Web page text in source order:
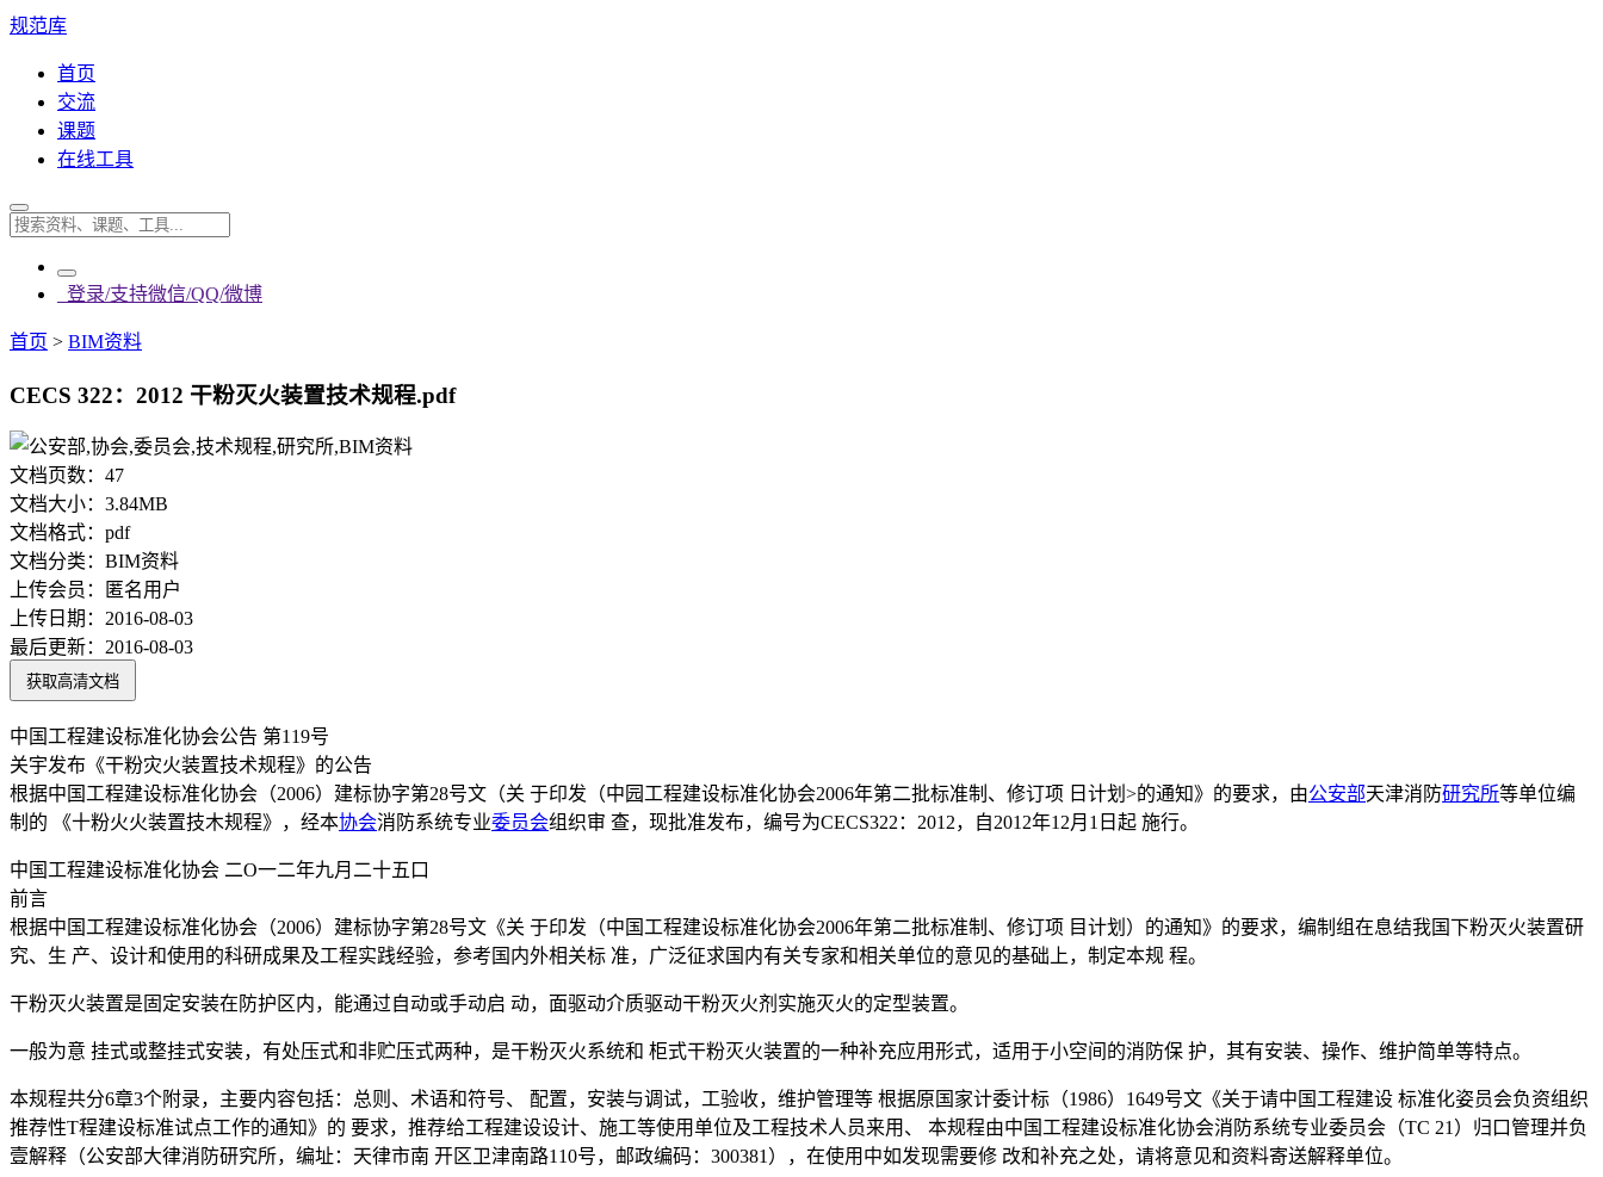
规范库
首页
交流
课题
在线工具
登录/支持微信/QQ/微博
首页 > BIM资料
CECS 322：2012 干粉灭火装置技术规程.pdf
文档页数： 47
文档大小： 3.84MB
文档格式： pdf
文档分类： BIM资料
上传会员：
匿名用户
上传日期： 2016-08-03
最后更新： 2016-08-03
获取高清文档
中国工程建设标准化协会公告 第119号
关宇发布《干粉灾火装置技术规程》的公告
根据中国工程建设标准化协会（2006）建标协字第28号文（关 于印发（中园工程建设标准化协会2006年第二批标准制、修订项 日计划>的通知》的要求，由公安部天津消防研究所等单位编
制的 《十粉火火装置技木规程》，经本协会消防系统专业委员会组织审 查，现批准发布，编号为CECS322：2012，自2012年12月1日起 施行。
中国工程建设标准化协会 二O一二年九月二十五口
前言
根据中国工程建设标准化协会（2006）建标协字第28号文《关 于印发（中国工程建设标准化协会2006年第二批标准制、修订项 目计划）的通知》的要求，编制组在息结我国下粉灭火装置研
究、生 产、设计和使用的科研成果及工程实践经验，参考国内外相关标 准，广泛征求国内有关专家和相关单位的意见的基础上，制定本规 程。
干粉灭火装置是固定安装在防护区内，能通过自动或手动启 动，面驱动介质驱动干粉灭火剂实施灭火的定型装置。
一般为意 挂式或整挂式安装，有处压式和非贮压式两种，是干粉灭火系统和 柜式干粉灭火装置的一种补充应用形式，适用于小空间的消防保 护，其有安装、操作、维护简单等特点。
本规程共分6章3个附录，主要内容包括：总则、术语和符号、 配置，安装与调试，工验收，维护管理等 根据原国家计委计标（1986）1649号文《关于请中国工程建设 标准化姿员会负资组织
推荐性T程建设标准试点工作的通知》的 要求，推荐给工程建设设计、施工等使用单位及工程技术人员来用、 本规程由中国工程建设标准化协会消防系统专业委员会（TC 21）归口管理并负
壹解释（公安部大律消防研究所，编址：天律市南 开区卫津南路110号，邮政编码：300381），在使用中如发现需要修 改和补充之处，请将意见和资料寄送解释单位。